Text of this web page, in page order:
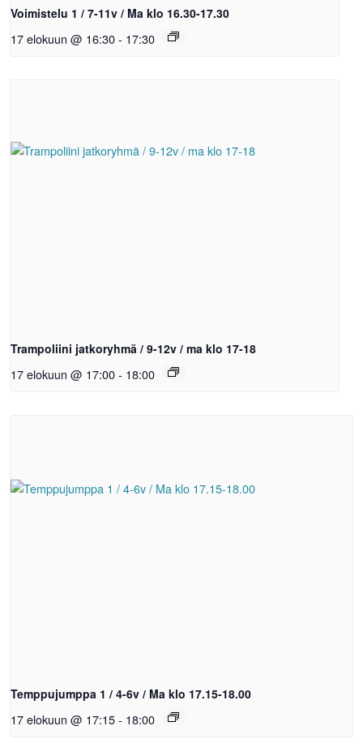
Voimistelu 1 / 7-11v / Ma klo 16.30-17.30
17 elokuun @ 16:30- 17:30
Trampoliini jatkoryhmä / 9-12v / ma klo 17-18
17 elokuun @ 17:00- 18:00
Temppujumppa 1 / 4-6v / Ma klo 17.15-18.00
17 elokuun @ 17:15- 18:00